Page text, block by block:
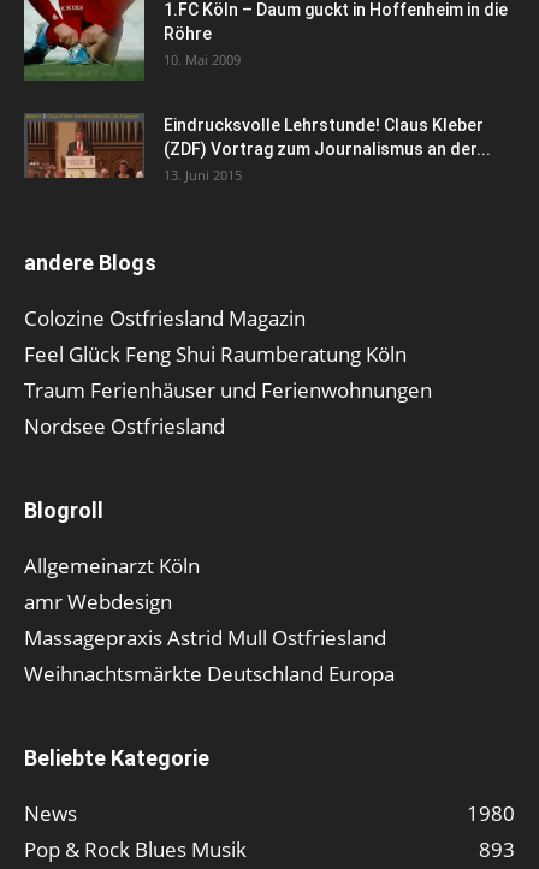
1.FC Köln – Daum guckt in Hoffenheim in die
Röhre
10. Mai 2009
Eindrucksvolle Lehrstunde! Claus Kleber
(ZDF) Vortrag zum Journalismus an der...
13. Juni 2015
andere Blogs
Colozine Ostfriesland Magazin
Feel Glück Feng Shui Raumberatung Köln
Traum Ferienhäuser und Ferienwohnungen
Nordsee Ostfriesland
Blogroll
Allgemeinarzt Köln
amr Webdesign
Massagepraxis Astrid Mull Ostfriesland
Weihnachtsmärkte Deutschland Europa
Beliebte Kategorie
News
1980
Pop & Rock Blues Musik
893